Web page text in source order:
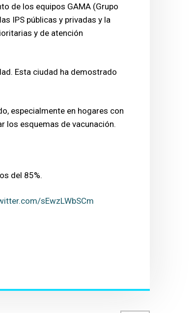
de los equipos GAMA (Grupo
IPS públicas y privadas y la
y de atención
Esta ciudad ha demostrado
especialmente en hogares con
los esquemas de vacunación.
del 85%.
sEwzLWbSCm